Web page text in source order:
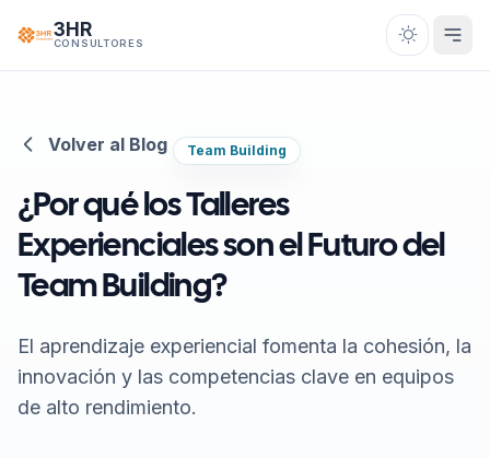
3HR
CONSULTORES
Volver al Blog Team Building
¿Por qué los Talleres
Experienciales son el Futuro del
Team Building?
El aprendizaje experiencial fomenta la cohesión, la
innovación y las competencias clave en equipos
de alto rendimiento.